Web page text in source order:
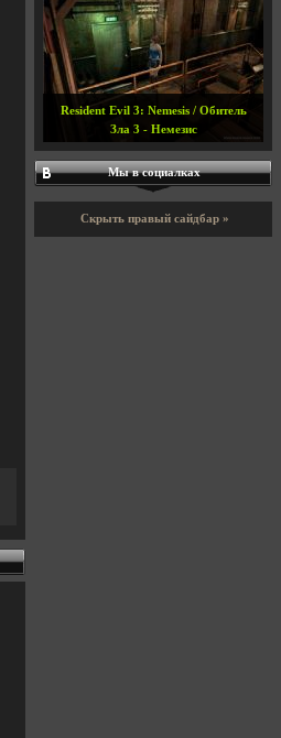
Resident Evil 3: Nemesis / Обитель
Зла 3 - Немезис
Мы в социалках
Скрыть правый сайдбар »